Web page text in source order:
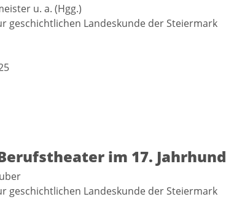
u. a. (Hgg.)
geschichtlichen Landeskunde der Steiermark
im 17.
geschichtlichen Landeskunde der Steiermark